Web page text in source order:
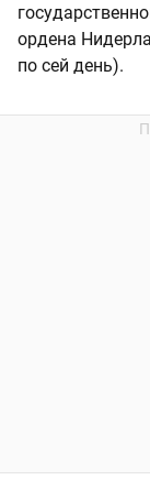
ордена
по сей день).